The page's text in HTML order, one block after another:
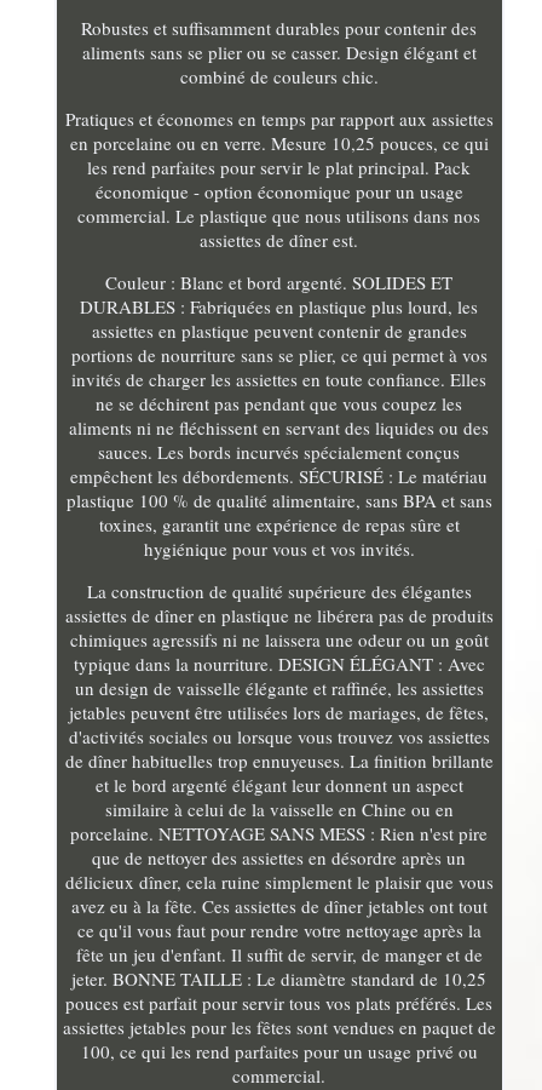
Robustes et suffisamment durables pour contenir des
aliments sans se plier ou se casser. Design élégant et
combiné de couleurs chic.
Pratiques et économes en temps par rapport aux assiettes
en porcelaine ou en verre. Mesure 10,25 pouces, ce qui
les rend parfaites pour servir le plat principal. Pack
économique - option économique pour un usage
commercial. Le plastique que nous utilisons dans nos
assiettes de dîner est.
Couleur : Blanc et bord argenté. SOLIDES ET
DURABLES : Fabriquées en plastique plus lourd, les
assiettes en plastique peuvent contenir de grandes
portions de nourriture sans se plier, ce qui permet à vos
invités de charger les assiettes en toute confiance. Elles
ne se déchirent pas pendant que vous coupez les
aliments ni ne fléchissent en servant des liquides ou des
sauces. Les bords incurvés spécialement conçus
empêchent les débordements. SÉCURISÉ : Le matériau
plastique 100 % de qualité alimentaire, sans BPA et sans
toxines, garantit une expérience de repas sûre et
hygiénique pour vous et vos invités.
La construction de qualité supérieure des élégantes
assiettes de dîner en plastique ne libérera pas de produits
chimiques agressifs ni ne laissera une odeur ou un goût
typique dans la nourriture. DESIGN ÉLÉGANT : Avec
un design de vaisselle élégante et raffinée, les assiettes
jetables peuvent être utilisées lors de mariages, de fêtes,
d'activités sociales ou lorsque vous trouvez vos assiettes
de dîner habituelles trop ennuyeuses. La finition brillante
et le bord argenté élégant leur donnent un aspect
similaire à celui de la vaisselle en Chine ou en
porcelaine. NETTOYAGE SANS MESS : Rien n'est pire
que de nettoyer des assiettes en désordre après un
délicieux dîner, cela ruine simplement le plaisir que vous
avez eu à la fête. Ces assiettes de dîner jetables ont tout
ce qu'il vous faut pour rendre votre nettoyage après la
fête un jeu d'enfant. Il suffit de servir, de manger et de
jeter. BONNE TAILLE : Le diamètre standard de 10,25
pouces est parfait pour servir tous vos plats préférés. Les
assiettes jetables pour les fêtes sont vendues en paquet de
100, ce qui les rend parfaites pour un usage privé ou
commercial.